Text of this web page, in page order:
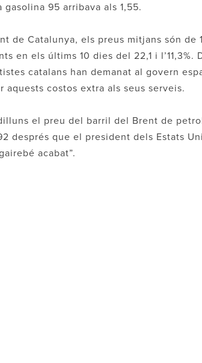
gasolina 95 arribava als 1,55.
de Catalunya, els preus mitjans són de
en els últims 10 dies del 22,1 i
catalans han demanat al govern
aquests costos extra als seus serveis.
el preu del barril del Brent de
després que el president dels Estats
acabat”.